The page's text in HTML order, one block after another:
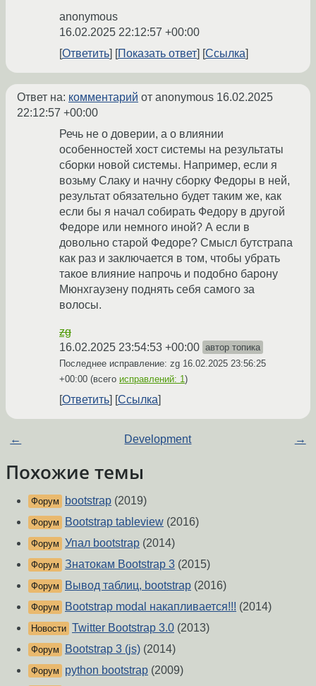
anonymous
16.02.2025 22:12:57 +00:00
Ответить
Показать ответ Ссылка
Ответ на: комментарий от anonymous 16.02.2025
22:12:57 +00:00
Речь не о доверии, а о влиянии
особенностей хост системы на результаты
сборки новой системы. Например, если я
возьму Слаку и начну сборку Федоры в ней,
результат обязательно будет таким же, как
если бы я начал собирать Федору в другой
Федоре или немного иной? А если в
довольно старой Федоре? Смысл бутстрапа
как раз и заключается в том, чтобы убрать
такое влияние напрочь и подобно барону
Мюнхгаузену поднять себя самого за
волосы.
zg
16.02.2025 23:54:53 +00:00 автор топика
Последнее исправление: zg 16.02.2025 23:56:25
+00:00 (всего исправлений: 1)
Ответить Ссылка
← Development →
Похожие темы
Форум bootstrap (2019)
Форум Bootstrap tableview (2016)
Форум Упал bootstrap (2014)
Форум Знатокам Bootstrap 3 (2015)
Форум Вывод таблиц, bootstrap (2016)
Форум Bootstrap modal накапливается!!! (2014)
Новости Twitter Bootstrap 3.0 (2013)
Форум Bootstrap 3 (js) (2014)
Форум python bootstrap (2009)